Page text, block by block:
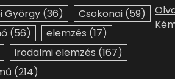
György (36) Csokonai (59)
(56) elemzés (17)
irodalmi elemzés (167)
(214)